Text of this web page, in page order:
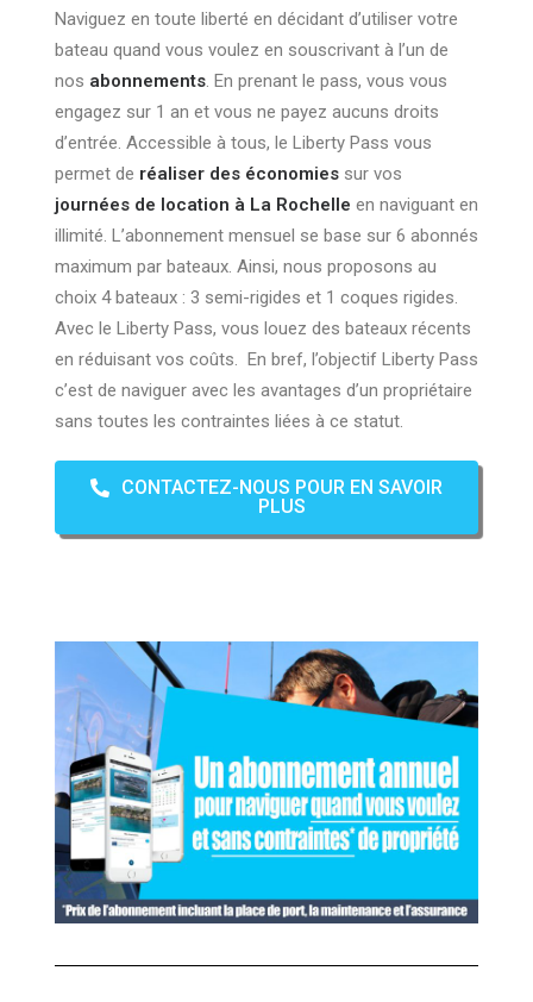
Naviguez en toute liberté en décidant d’utiliser votre
bateau quand vous voulez en souscrivant à l’un de
nos abonnements. En prenant le pass, vous vous
engagez sur 1 an et vous ne payez aucuns droits
d’entrée. Accessible à tous, le Liberty Pass vous
permet de réaliser des économies sur vos
journées de location à La Rochelle en naviguant en
illimité. L’abonnement mensuel se base sur 6 abonnés
maximum par bateaux. Ainsi, nous proposons au
choix 4 bateaux : 3 semi-rigides et 1 coques rigides.
Avec le Liberty Pass, vous louez des bateaux récents
en réduisant vos coûts. En bref, l’objectif Liberty Pass
c’est de naviguer avec les avantages d’un propriétaire
sans toutes les contraintes liées à ce statut.
CONTACTEZ-NOUS POUR EN SAVOIR
PLUS